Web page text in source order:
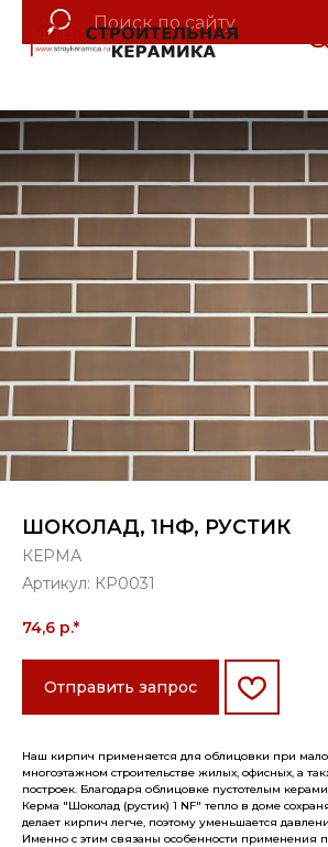
ШОКОЛАД, 1НФ, РУСТИК
КЕРМА
Артикул: КР0031
74,6 р.*
Отправить запрос
Наш кирпич применяется для облицовки при
многоэтажном строительстве жилых, офисных, а
построек. Благодаря облицовке пустотелым
Керма "Шоколад (рустик) 1 NF" тепло в доме
делает кирпич легче, поэтому уменьшается
Именно с этим связаны особенности применения